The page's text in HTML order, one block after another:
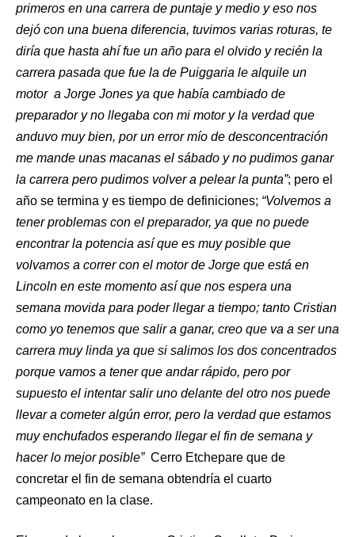
primeros en una carrera de puntaje y medio y eso nos
dejó con una buena diferencia, tuvimos varias roturas, te
diría que hasta ahí fue un año para el olvido y recién la
carrera pasada que fue la de Puiggaria le alquile un
motor a Jorge Jones ya que había cambiado de
preparador y no llegaba con mi motor y la verdad que
anduvo muy bien, por un error mío de desconcentración
me mande unas macanas el sábado y no pudimos ganar
la carrera pero pudimos volver a pelear la punta”; pero el
año se termina y es tiempo de definiciones; “Volvemos a
tener problemas con el preparador, ya que no puede
encontrar la potencia así que es muy posible que
volvamos a correr con el motor de Jorge que está en
Lincoln en este momento así que nos espera una
semana movida para poder llegar a tiempo; tanto Cristian
como yo tenemos que salir a ganar, creo que va a ser una
carrera muy linda ya que si salimos los dos concentrados
porque vamos a tener que andar rápido, pero por
supuesto el intentar salir uno delante del otro nos puede
llevar a cometer algún error, pero la verdad que estamos
muy enchufados esperando llegar el fin de semana y
hacer lo mejor posible”Cerro Etchepare que de
concretar el fin de semana obtendría el cuarto
campeonato en la clase.